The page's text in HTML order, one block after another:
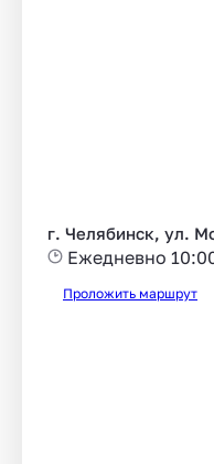
г. Челябинск, ул.
Ежедневно
Проложить маршрут